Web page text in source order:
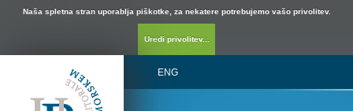
Naša spletna stran uporablja piškotke, za nekatere potrebujemo vašo privolitev.
Uredi privolitev...
ENG